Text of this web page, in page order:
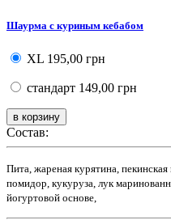
Шаурма с куриным кебабом
XL 195,00 грн
стандарт 149,00 грн
Состав:
Пита, жареная курятина,
помидор, кукуруза, лук
йогуртовой основе,